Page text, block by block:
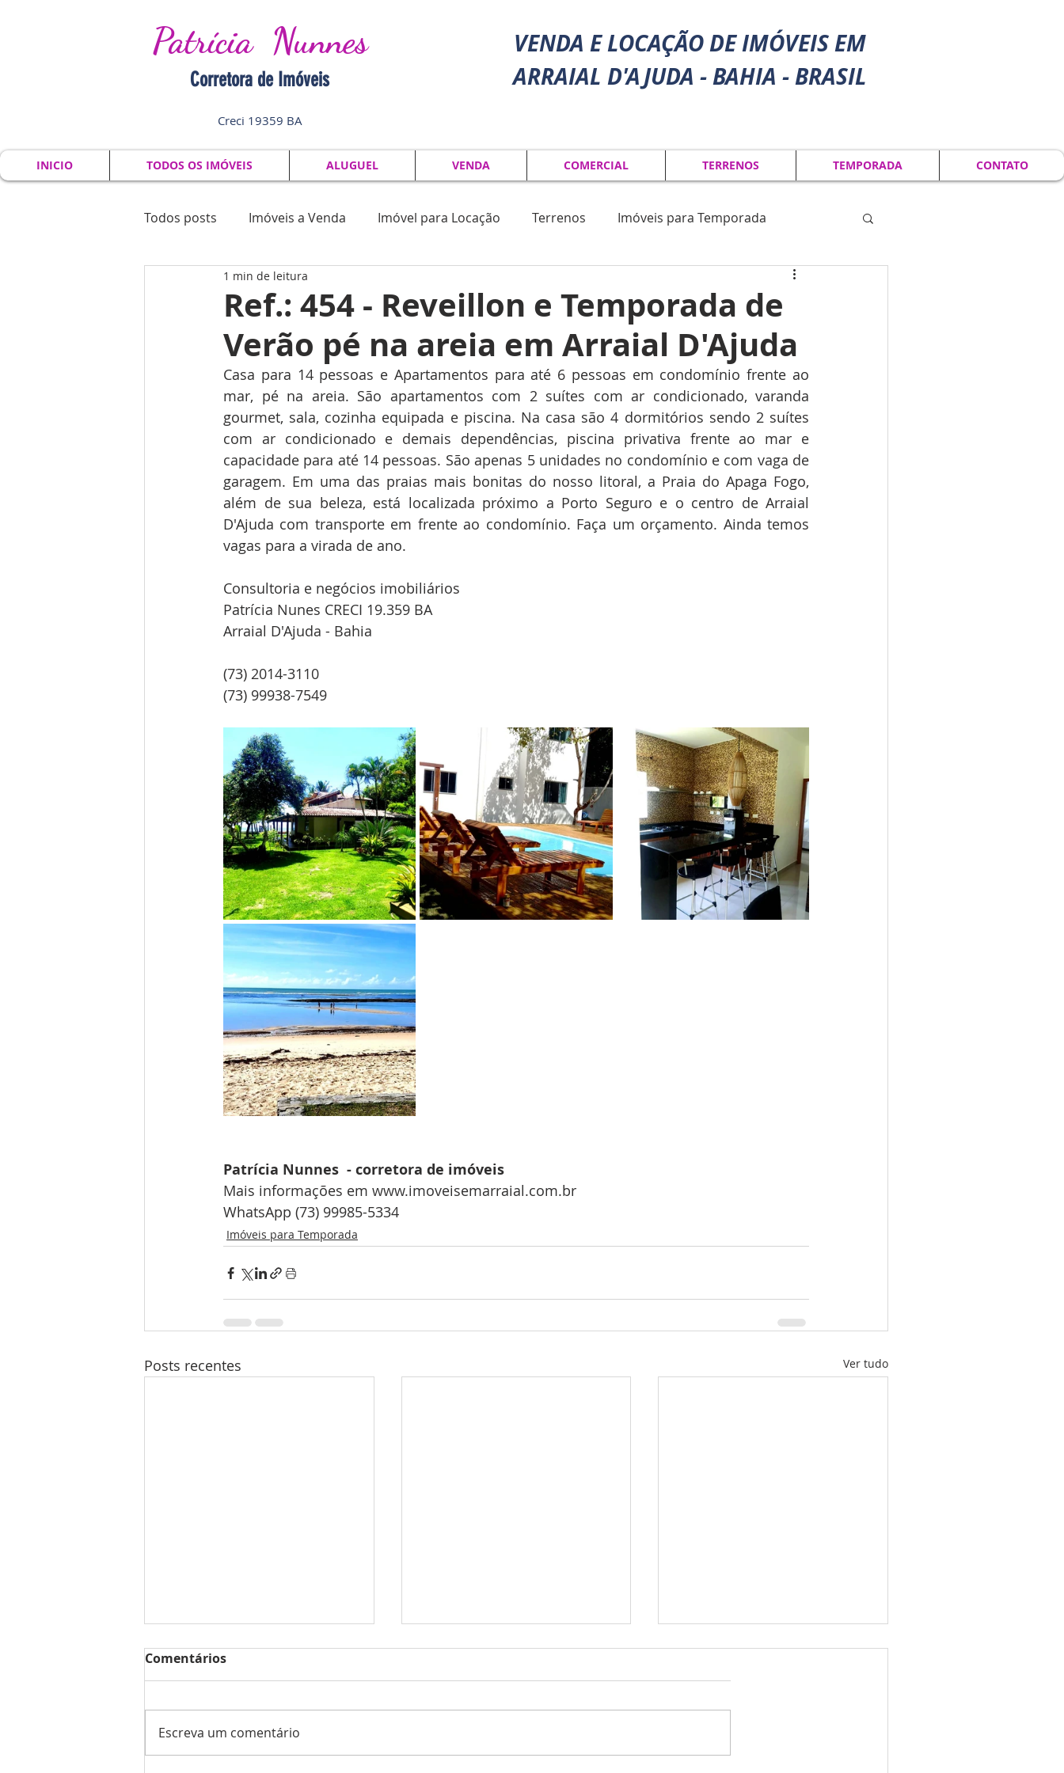
Patrícia Nunnes
Corretora de I móveis
Creci 19359 BA
VENDA E LOCAÇÃO DE IMÓVEIS EM
ARRAIAL D'AJUDA - BAHIA - BRASIL
INICIO TODOS OS IMÓVEIS ALUGUEL VENDA COMERCIAL TERRENOS TEMPORADA CONTATO
Todos posts Imóveis a Venda Imóvel para Locação Terrenos Imóveis para Temporada
Comercial
Ref.: 454 - Reveillon e Temporada de
Verão pé na areia em Arraial D'Ajuda
1 min de leitura
Casa para 14 pessoas e Apartamentos para até 6 pessoas em condomínio frente ao
mar, pé na areia. São apartamentos com 2 suítes com ar condicionado, varanda
gourmet, sala, cozinha equipada e piscina. Na casa são 4 dormitórios sendo 2 suítes
com ar condicionado e demais dependências, piscina privativa frente ao mar e
capacidade para até 14 pessoas. São apenas 5 unidades no condomínio e com vaga de
garagem. Em uma das praias mais bonitas do nosso litoral, a Praia do Apaga Fogo,
além de sua beleza, está localizada próximo a Porto Seguro e o centro de Arraial
D'Ajuda com transporte em frente ao condomínio. Faça um orçamento. Ainda temos
vagas para a virada de ano.
Consultoria e negócios imobiliários
Patrícia Nunes CRECI 19.359 BA
Arraial D'Ajuda - Bahia
(73) 2014-3110
(73) 99938-7549
Patrícia Nunnes  - corretora de imóveis
Mais informações em www.imoveisemarraial.com.br
WhatsApp (73) 99985-5334
Imóveis para Temporada
Posts recentes Ver tudo
Comentários
Escreva um comentário